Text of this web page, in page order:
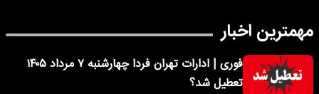
مهمترین اخبار
فوری | ادارات تهران فردا چهارشنبه ۷ مرداد ۱۴۰۵
تعطیل شد؟